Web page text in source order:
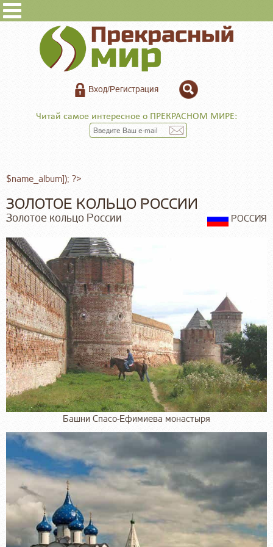
Вход/Регистрация
Читай самое интересное о ПРЕКРАСНОМ МИРЕ:
$name_album]); ?>
ЗОЛОТОЕ КОЛЬЦО РОССИИ
Золотое кольцо России РОССИЯ
Башни Спасо-Ефимиева монастыря